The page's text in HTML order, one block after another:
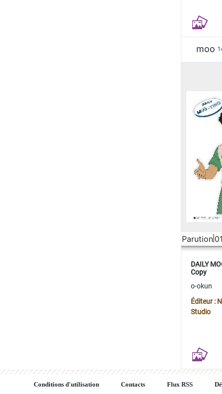
moo
Parution
DAILY
Copy
o-okun
Éditeur :
Studio
Conditions d'utilisation Contacts Flux RSS